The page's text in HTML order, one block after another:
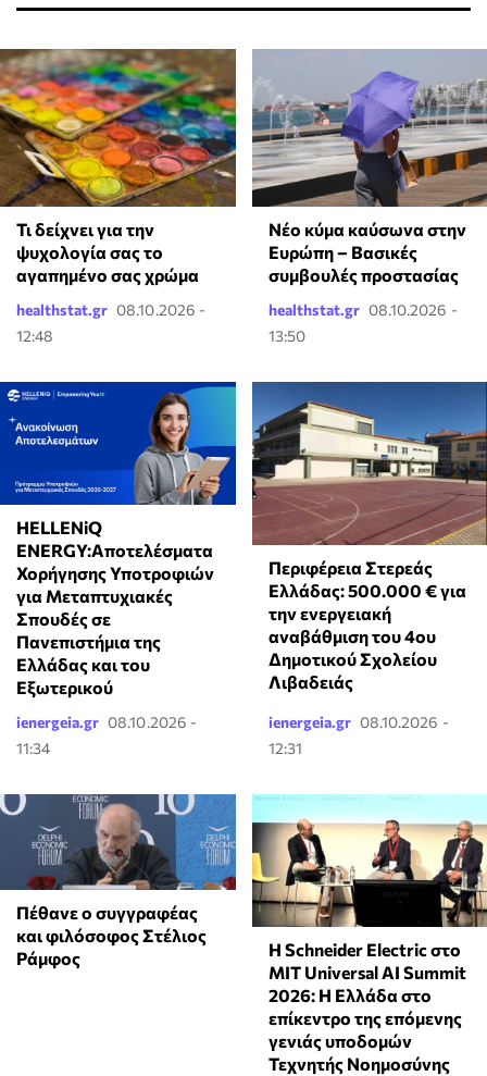
Τι δείχνει για την
ψυχολογία σας το
αγαπημένο σας χρώμα
healthstat.gr 08.10.2026 -
12:48
Νέο κύμα καύσωνα στην
Ευρώπη – Βασικές
συμβουλές προστασίας
healthstat.gr 08.10.2026 -
13:50
HELLENiQ
ENERGY:Αποτελέσματα
Χορήγησης Υποτροφιών
για Μεταπτυχιακές
Σπουδές σε
Πανεπιστήμια της
Ελλάδας και του
Εξωτερικού
ienergeia.gr 08.10.2026 -
11:34
Περιφέρεια Στερεάς
Ελλάδας: 500.000 € για
την ενεργειακή
αναβάθμιση του 4ου
Δημοτικού Σχολείου
Λιβαδειάς
ienergeia.gr 08.10.2026 -
12:31
Πέθανε ο συγγραφέας
και φιλόσοφος Στέλιος
Ράμφος
Η Schneider Electric στο
MIT Universal AI Summit
2026: Η Ελλάδα στο
επίκεντρο της επόμενης
γενιάς υποδομών
Τεχνητής Νοημοσύνης